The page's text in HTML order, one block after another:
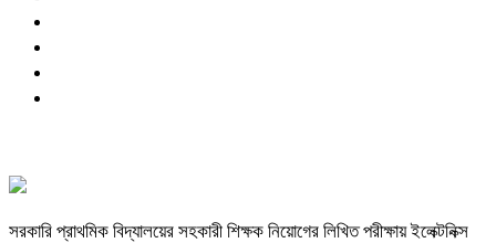
সরকারি প্রাথমিক বিদ্যালয়ের সহকারী শিক্ষক নিয়োগের লিখিত পরীক্ষায় ইলেক্টনিক্স